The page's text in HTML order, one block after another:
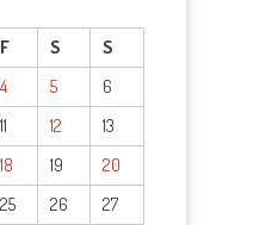
F S
S
4 5
6
11 12
13
18 19
20
25 26 27